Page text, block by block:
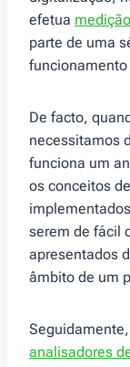
efetua
parte de uma
De facto,
necessitamos
funciona um
os conceitos
serem de fácil
apresentados
âmbito de um
analisadores